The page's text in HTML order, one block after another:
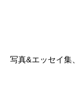
写真&エッセイ集